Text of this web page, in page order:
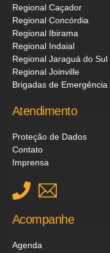
Regional Caçador
Regional Concórdia
Regional Ibirama
Regional Indaial
Regional Jaraguá do Sul
Regional Joinville
Brigadas de Emergência
Atendimento
Proteção de Dados
Contato
Imprensa
Acompanhe
Agenda